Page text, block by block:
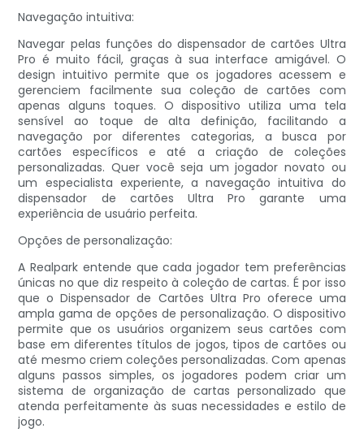
Navegação intuitiva:
Navegar pelas funções do dispensador de cartões Ultra
Pro é muito fácil, graças à sua interface amigável. O
design intuitivo permite que os jogadores acessem e
gerenciem facilmente sua coleção de cartões com
apenas alguns toques. O dispositivo utiliza uma tela
sensível ao toque de alta definição, facilitando a
navegação por diferentes categorias, a busca por
cartões específicos e até a criação de coleções
personalizadas. Quer você seja um jogador novato ou
um especialista experiente, a navegação intuitiva do
dispensador de cartões Ultra Pro garante uma
experiência de usuário perfeita.
Opções de personalização:
A Realpark entende que cada jogador tem preferências
únicas no que diz respeito à coleção de cartas. É por isso
que o Dispensador de Cartões Ultra Pro oferece uma
ampla gama de opções de personalização. O dispositivo
permite que os usuários organizem seus cartões com
base em diferentes títulos de jogos, tipos de cartões ou
até mesmo criem coleções personalizadas. Com apenas
alguns passos simples, os jogadores podem criar um
sistema de organização de cartas personalizado que
atenda perfeitamente às suas necessidades e estilo de
jogo.